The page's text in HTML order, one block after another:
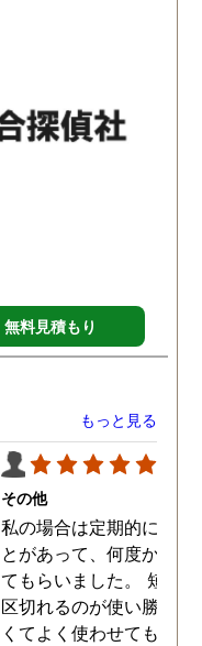
して良かったと思ってい
無料見積もり
もっと見る
その他
私の場合は定期的に頼む
とがあって、何度か調査
てもらいました。 短時
区切れるのが使い勝手が
くてよく使わせてもらっ